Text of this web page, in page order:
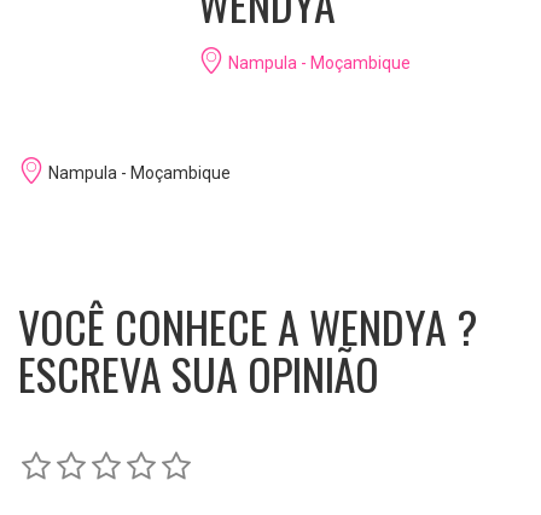
Nampula - Moçambique
Nampula - Moçambique
VOCÊ CONHECE A WENDYA ?
ESCREVA SUA OPINIÃO